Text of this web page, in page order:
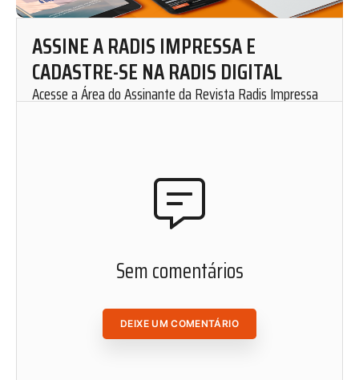
ASSINE A RADIS IMPRESSA E
CADASTRE-SE NA RADIS DIGITAL
Acesse a Área do Assinante da Revista Radis Impressa
ACESSAR ÁREA DO ASSINANTE
Sem comentários
DEIXE UM COMENTÁRIO